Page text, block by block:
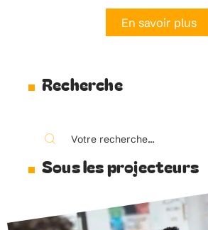
En savoir plus
Recherche
Sous les projecteurs